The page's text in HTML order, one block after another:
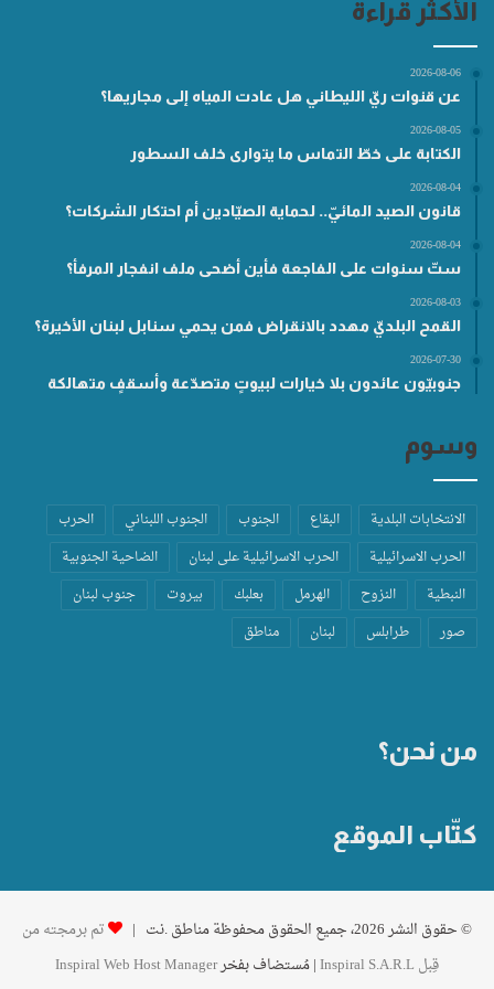
الأكثر قراءة
2026-08-06
عن قنوات ريّ الليطاني هل عادت المياه إلى مجاريها؟
2026-08-05
الكتابة على خطّ التماس ما يتوارى خلف السطور
2026-08-04
قانون الصيد المائيّ.. لحماية الصيّادين أم احتكار الشركات؟
2026-08-04
ستّ سنوات على الفاجعة فأين أضحى ملف انفجار المرفأ؟
2026-08-03
القمح البلديّ مهدد بالانقراض فمن يحمي سنابل لبنان الأخيرة؟
2026-07-30
جنوبيّون عائدون بلا خيارات لبيوتٍ متصدّعة وأسقفٍ متهالكة
وسوم
الانتخابات البلدية البقاع الجنوب الجنوب اللبناني
الحرب
الحرب الاسرائيلية
الحرب الاسرائيلية على لبنان
الضاحية الجنوبية
النبطية
النزوح الهرمل بعلبك بيروت
جنوب لبنان
صور
طرابلس لبنان مناطق
من نحن؟
كتّاب الموقع
© حقوق النشر 2026، جميع الحقوق محفوظة مناطق .نت |
تم برمجته من
قِبل Inspiral S.A.R.L
| مُستضاف بفخرInspiral Web Host Manager